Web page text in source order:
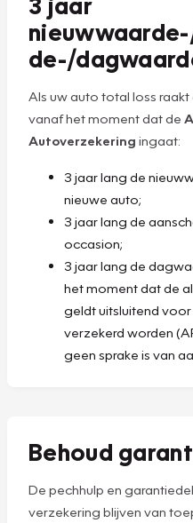
de-/
Als uw auto total loss
vanaf het moment dat de
Autoverzekering ingaat:
3 jaar lang de
nieuwe auto;
3 jaar lang de
occasion;
3 jaar lang de
het moment dat de
geldt uitsluitend voor
verzekerd worden
geen sprake is van
Behoud
De pechhulp en
verzekering blijven van